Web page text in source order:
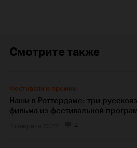
Смотрите также
Фестивали и премии
Наши в Роттердаме: три
фильма из фестивальной